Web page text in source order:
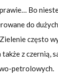
Bo
do
Zielenie często
z czernią,
petrolowych.